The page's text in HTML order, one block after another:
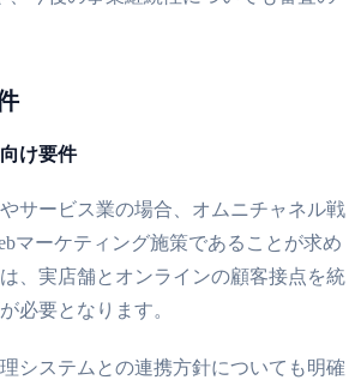
け要件
サービス業の場合、オムニチャネル戦
マーケティング施策であることが求め
、実店舗とオンラインの顧客接点を統
必要となります。
システムとの連携方針についても明確